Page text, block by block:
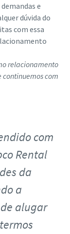
e
dúvida do
com essa
relacionamento
com
com
Rental
da
a
alugar